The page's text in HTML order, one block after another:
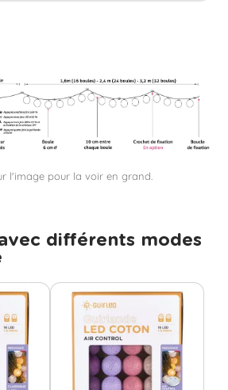
l'image pour la voir en grand.
différents modes